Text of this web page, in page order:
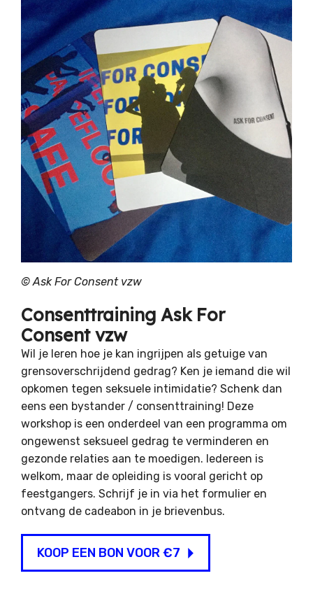
©Ask For Consent vzw
Consenttraining Ask For
Consent vzw
Wil je leren hoe je kan ingrijpen als getuige van
grensoverschrijdend gedrag? Ken je iemand die wil
opkomen tegen seksuele intimidatie? Schenk dan
eens een bystander / consenttraining! Deze
workshop is een onderdeel van een programma om
ongewenst seksueel gedrag te verminderen en
gezonde relaties aan te moedigen. Iedereen is
welkom, maar de opleiding is vooral gericht op
feestgangers. Schrijf je in via het formulier en
ontvang de cadeabon in je brievenbus.
KOOP EEN BON VOOR €7